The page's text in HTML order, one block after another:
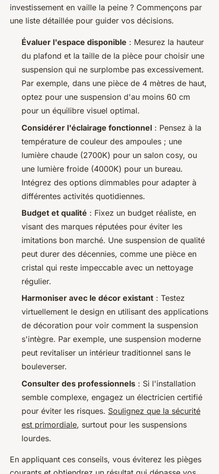
investissement en vaille la peine ? Commençons par
une liste détaillée pour guider vos décisions.
Évaluer l'espace disponible : Mesurez la hauteur
du plafond et la taille de la pièce pour choisir une
suspension qui ne surplombe pas excessivement.
Par exemple, dans une pièce de 4 mètres de haut,
optez pour une suspension d'au moins 60 cm
pour un équilibre visuel optimal.
Considérer l'éclairage fonctionnel : Pensez à la
température de couleur des ampoules ; une
lumière chaude (2700K) pour un salon cosy, ou
une lumière froide (4000K) pour un bureau.
Intégrez des options dimmables pour adapter à
différentes activités quotidiennes.
Budget et qualité : Fixez un budget réaliste, en
visant des marques réputées pour éviter les
imitations bon marché. Une suspension de qualité
peut durer des décennies, comme une pièce en
cristal qui reste impeccable avec un nettoyage
régulier.
Harmoniser avec le décor existant : Testez
virtuellement le design en utilisant des applications
de décoration pour voir comment la suspension
s'intègre. Par exemple, une suspension moderne
peut revitaliser un intérieur traditionnel sans le
bouleverser.
Consulter des professionnels : Si l'installation
semble complexe, engagez un électricien certifié
pour éviter les risques. Soulignez que la sécurité
est primordiale, surtout pour les suspensions
lourdes.
En appliquant ces conseils, vous éviterez les pièges